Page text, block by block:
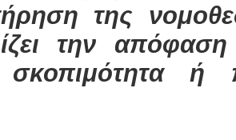
της
την απόφαση
σκοπιμότητα ή